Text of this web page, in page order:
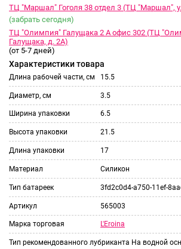
ТЦ "Маршал" Гоголя 38 отдел 3 (ТЦ "Маршал",
(забрать сегодня)
ТЦ "Олимпия" Галущака 2 А офис 302 (ТЦ
Галущака, д. 2А)
(от 5-7 дней)
Характеристики товара
Длина рабочей части, см 15.5
Диаметр, см 3.5
Ширина упаковки 6.5
Высота упаковки 21.5
Длина упаковки 17
Материал Силикон
Тип батареек 3fd2c0d4-a750-11ef-
Артикул 565003
Марка торговая L'Eroina
Тип рекомендованного лубриканта На водной